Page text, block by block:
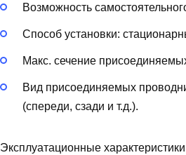
Возможность
Способ установки:
Макс. сечение
Вид присоединяемых
(спереди, сзади и т.д.).
Эксплуатационные характеристики